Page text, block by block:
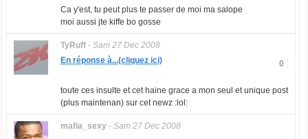
Ca y'est, tu peut plus te passer de moi ma salope
moi aussi jte kiffe bo gosse
TyRuff- Sam 27 Dec 2008
0
En réponse à...(cliquez ici)
toute ces insulte et cet haine grace a mon seul et unique post
(plus maintenan) sur cet newz :lol:
mafia_sexy- Sam 27 Dec 2008